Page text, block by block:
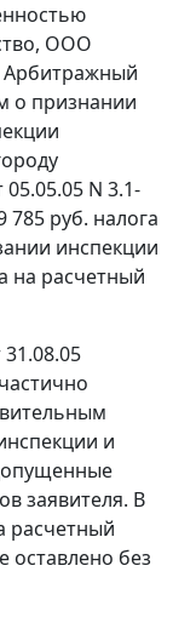
ООО
Арбитражный
о признании
N 3.1-
руб. налога
инспекции
на расчетный
и
заявителя. В
расчетный
оставлено без